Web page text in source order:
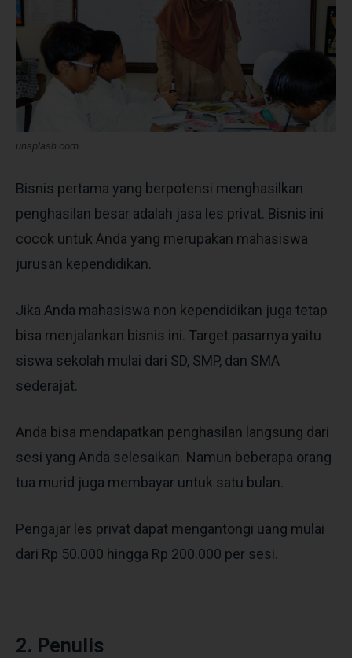
unsplash.com
Bisnis pertama yang berpotensi menghasilkan
penghasilan besar adalah jasa les privat. Bisnis ini
cocok untuk Anda yang merupakan mahasiswa
jurusan kependidikan.
Jika Anda mahasiswa non kependidikan juga tetap
bisa menjalankan bisnis ini. Target pasarnya yaitu
siswa sekolah mulai dari SD, SMP, dan SMA
sederajat.
Anda bisa mendapatkan penghasilan langsung dari
sesi yang Anda selesaikan. Namun beberapa orang
tua murid juga membayar untuk satu bulan.
Pengajar les privat dapat mengantongi uang mulai
dari Rp 50.000 hingga Rp 200.000 per sesi.
2. Penulis